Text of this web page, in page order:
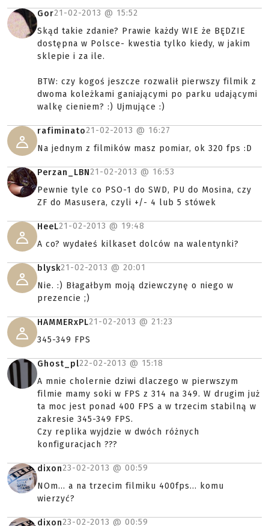
Gor21-02-2013 @ 15:52
Skąd takie zdanie? Prawie każdy WIE że BĘDZIE
dostępna w Polsce- kwestia tylko kiedy, w jakim
sklepie i za ile.
BTW: czy kogoś jeszcze rozwalił pierwszy filmik z
dwoma koleżkami ganiającymi po parku udającymi
walkę cieniem? :) Ujmujące :)
rafiminato21-02-2013 @ 16:27
Na jednym z filmików masz pomiar, ok 320 fps :D
Perzan_LBN21-02-2013 @ 16:53
Pewnie tyle co PSO-1 do SWD, PU do Mosina, czy
ZF do Masusera, czyli +/- 4 lub 5 stówek
HeeL21-02-2013 @ 19:48
A co? wydałeś kilkaset dolców na walentynki?
blysk21-02-2013 @ 20:01
Nie. :) Błagałbym moją dziewczynę o niego w
prezencie ;)
HAMMERxPL21-02-2013 @ 21:23
345-349 FPS
Ghost_pl22-02-2013 @ 15:18
A mnie cholernie dziwi dlaczego w pierwszym
filmie mamy soki w FPS z 314 na 349. W drugim już
ta moc jest ponad 400 FPS a w trzecim stabilną w
zakresie 345-349 FPS.
Czy replika wyjdzie w dwóch różnych
konfiguracjach ???
dixon23-02-2013 @ 00:59
NOm... a na trzecim filmiku 400fps... komu
wierzyć?
dixon23-02-2013 @ 00:59